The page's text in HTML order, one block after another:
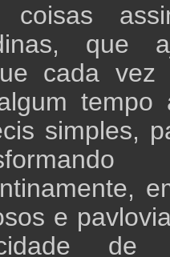
coisas
que
cada vez
tempo
simples,
e
de